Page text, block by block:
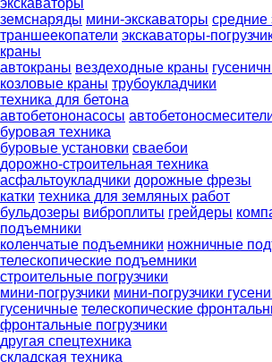
земснаряды мини-экскаваторы средние
траншеекопатели экскаваторы-
краны
автокраны вездеходные краны
козловые краны трубоукладчики
техника для бетона
автобетононасосы
буровая техника
буровые установки сваебои
дорожно-строительная техника
асфальтоукладчики дорожные фрезы
катки техника для земляных работ
бульдозеры виброплиты грейдеры
подъемники
коленчатые подъемники ножничные
телескопические подъемники
строительные погрузчики
мини-погрузчики мини-погрузчики
гусеничные телескопические
фронтальные погрузчики
другая спецтехника
складская техника